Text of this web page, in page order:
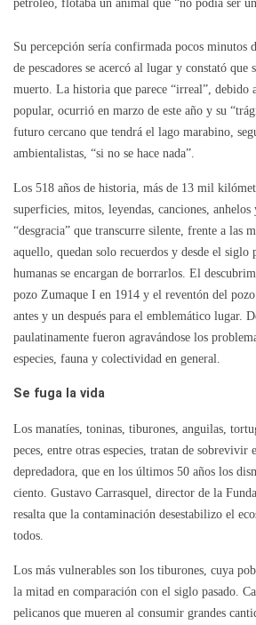
Su percepción sería confirmada pocos minutos
de pescadores se acercó al lugar y constató que
muerto. La historia que parece “irreal”, debido
popular, ocurrió en marzo de este año y su
futuro cercano que tendrá el lago marabino,
ambientalistas, “si no se hace nada”.
Los 518 años de historia, más de 13 mil
superficies, mitos, leyendas, canciones,
“desgracia” que transcurre silente, frente a las
aquello, quedan solo recuerdos y desde el siglo
humanas se encargan de borrarlos. El
pozo Zumaque I en 1914 y el reventón del
antes y un después para el emblemático lugar.
paulatinamente fueron agravándose los
especies, fauna y colectividad en general.
Se fuga la vida
Los manatíes, toninas, tiburones, anguilas,
peces, entre otras especies, tratan de sobrevivir
depredadora, que en los últimos 50 años los
ciento. Gustavo Carrasquel, director de la
resalta que la contaminación desestabilizo el
todos.
Los más vulnerables son los tiburones, cuya
la mitad en comparación con el siglo pasado.
pelicanos que mueren al consumir grandes